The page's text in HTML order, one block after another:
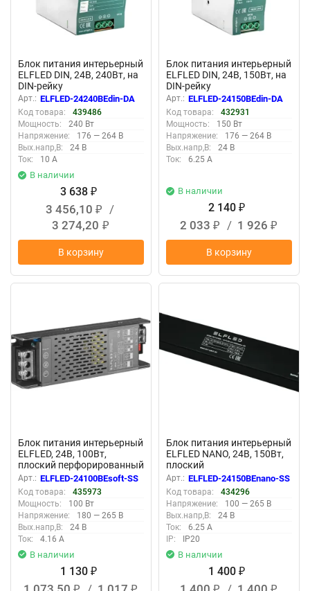
Блок питания интерьерный
ELFLED DIN, 24В, 240Вт, на
DIN-рейку
Арт.: ELFLED-24240BEdin-DA
Код товара:
439486
Мощность:
240 Вт
Напряжение:
176 — 264 В
Вых.напр,В:
24 В
Ток:
10 А
В наличии
3 638 ₽
3 456,10 ₽
/
3 274,20 ₽
В корзину
Блок питания интерьерный
ELFLED DIN, 24В, 150Вт, на
DIN-рейку
Арт.: ELFLED-24150BEdin-DA
Код товара:
432931
Мощность:
150 Вт
Напряжение:
176 — 264 В
Вых.напр,В:
24 В
Ток:
6.25 А
В наличии
2 140 ₽
2 033 ₽ / 1 926 ₽
В корзину
Блок питания интерьерный
ELFLED, 24В, 100Вт,
плоский перфорированный
корпус (с плавным пуском)
Арт.: ELFLED-24100BEsoft-SS
Код товара:
435973
Мощность:
100 Вт
Напряжение:
180 — 265 В
Вых.напр,В:
24 В
Ток:
4.16 А
В наличии
1 130 ₽
₽ ₽
Блок питания интерьерный
ELFLED NANO, 24В, 150Вт,
плоский
Арт.: ELFLED-24150BEnano-SS
Код товара:
434296
Напряжение:
100 — 265 В
Вых.напр,В:
24 В
Ток:
6.25 А
IP:
IP20
В наличии
1 400 ₽
₽ ₽